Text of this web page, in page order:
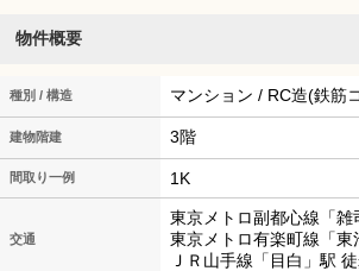
物件概要
種別 / 構造 マンション / RC造(鉄筋
建物階建 3階
間取り一例 1K
交通
東京メトロ副都心線「
東京メトロ有楽町線「
ＪＲ山手線「目白」駅